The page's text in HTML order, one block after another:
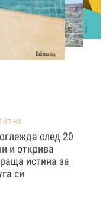
на добрата
не се крие в
рецепта
след 20
и открива
истина за
си